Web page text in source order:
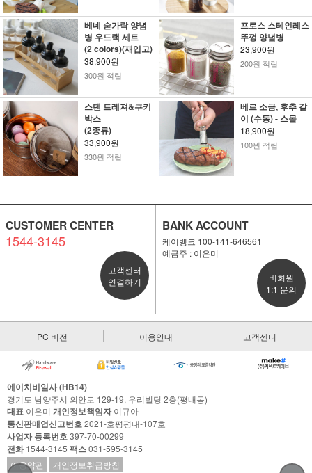
베네 숟가락 양념
병 우드랙 세트
(2 colors)(재입고)
38,900원
300원 적립
프로스 스테인레스
뚜껑 양념병
23,900원
200원 적립
스텐 트레져&쿠키
박스
(2종류)
33,900원
330원 적립
베르 소금, 후추 갈
이 (수동) - 스몰
18,900원
100원 적립
CUSTOMER CENTER
1544-3145
고객센터
연결하기
BANK ACCOUNT
케이뱅크 100-141-646561
예금주 : 이은미
비회원
1:1 문의
PC 버전 이용안내 고객센터
에이치비일사 (HB14)
경기도 남양주시 의안로 129-19, 우리빌딩 2층(평내동)
대표 이은미 개인정보책임자이규아
통신판매업신고번호2021-호평평내-107호
사업자 등록번호397-70-00299
전화1544-3145 팩스031-595-3145
이용약관
개인정보취급방침